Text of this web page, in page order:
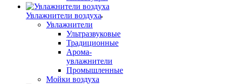
Увлажнители воздуха
Увлажнители
Ультразвуковые
Традиционные
Арома-
увлажнители
Промышленные
Мойки воздуха